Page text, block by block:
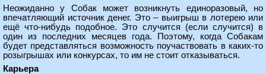
Неожиданно у Собак может возникнуть единоразовый, но
впечатляющий источник денег. Это – выигрыш в лотерею или
ещё что-нибудь подобное. Это случится (если случится) в
один из последних месяцев года. Поэтому, когда Собакам
будет представляться возможность поучаствовать в каких-то
розыгрышах или конкурсах, то им не стоит отказываться.
Карьера